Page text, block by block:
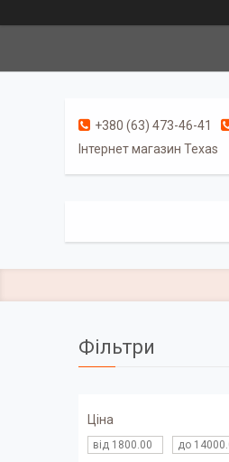
+380 (63) 473-46-41
Інтернет магазин Texas
Фільтри
Ціна